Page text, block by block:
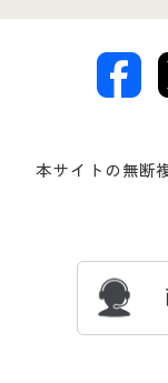
著作権・商標について
プレゼント＆キャン
交換・返品は
ついて
本サイトの無断